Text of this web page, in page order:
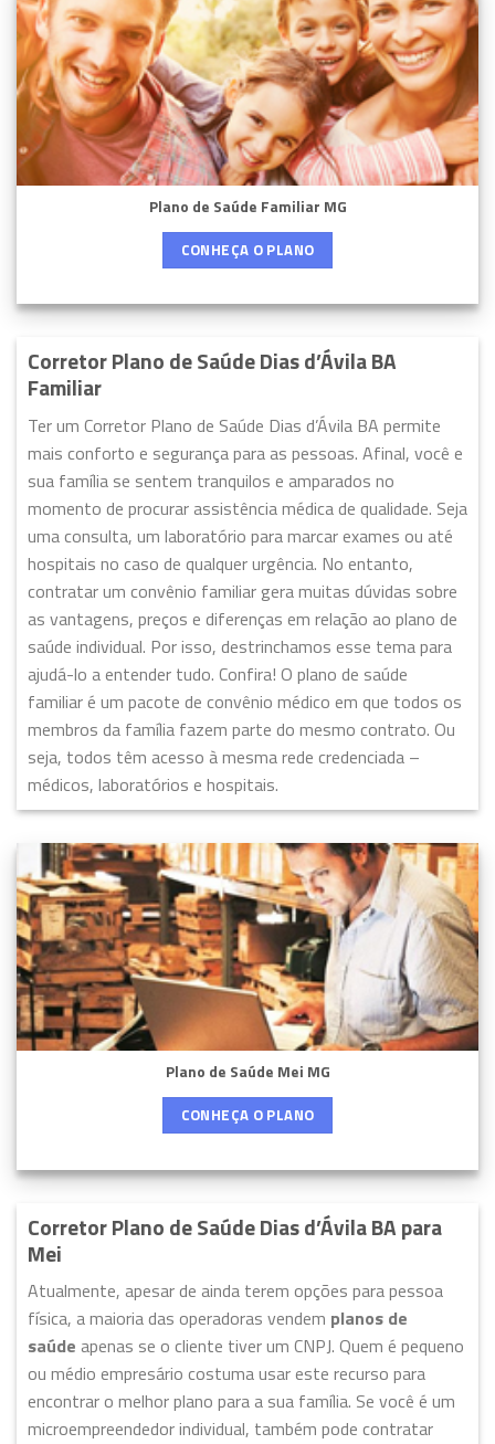
Plano de Saúde Familiar MG
CONHEÇA O PLANO
Corretor Plano de Saúde Dias d’Ávila BA
Familiar
Ter um Corretor Plano de Saúde Dias d’Ávila BA permite
mais conforto e segurança para as pessoas. Afinal, você e
sua família se sentem tranquilos e amparados no
momento de procurar assistência médica de qualidade. Seja
uma consulta, um laboratório para marcar exames ou até
hospitais no caso de qualquer urgência. No entanto,
contratar um convênio familiar gera muitas dúvidas sobre
as vantagens, preços e diferenças em relação ao plano de
saúde individual. Por isso, destrinchamos esse tema para
ajudá-lo a entender tudo. Confira! O plano de saúde
familiar é um pacote de convênio médico em que todos os
membros da família fazem parte do mesmo contrato. Ou
seja, todos têm acesso à mesma rede credenciada –
médicos, laboratórios e hospitais.
Plano de Saúde Mei MG
CONHEÇA O PLANO
Corretor Plano de Saúde Dias d’Ávila BA para
Mei
Atualmente, apesar de ainda terem opções para pessoa
física, a maioria das operadoras vendem planos de
saúde apenas se o cliente tiver um CNPJ. Quem é pequeno
ou médio empresário costuma usar este recurso para
encontrar o melhor plano para a sua família. Se você é um
microempreendedor individual, também pode contratar